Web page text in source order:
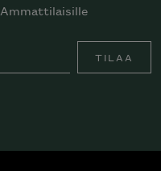
Ammattilaisille
TILAA